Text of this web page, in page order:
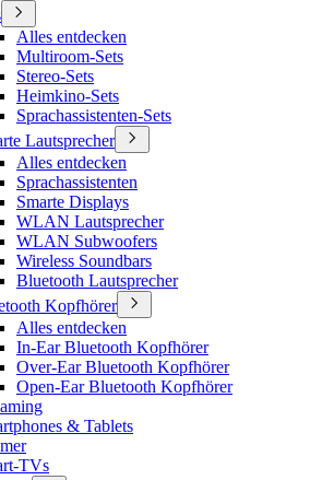
Alles entdecken
Multiroom-Sets
Stereo-Sets
Heimkino-Sets
Sprachassistenten-Sets
Lautsprecher
Alles entdecken
Sprachassistenten
Smarte Displays
WLAN Lautsprecher
WLAN Subwoofers
Wireless Soundbars
Bluetooth Lautsprecher
Kopfhörer
Alles entdecken
In-Ear Bluetooth Kopfhörer
Over-Ear Bluetooth Kopfhörer
Open-Ear Bluetooth Kopfhörer
& Tablets
TVs